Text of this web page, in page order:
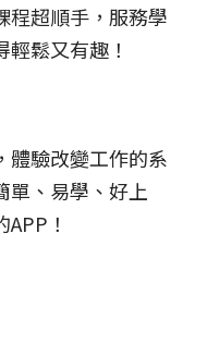
程超順手，服務學
鬆又有趣！
體驗改變工作的系
單、易學、好上
！